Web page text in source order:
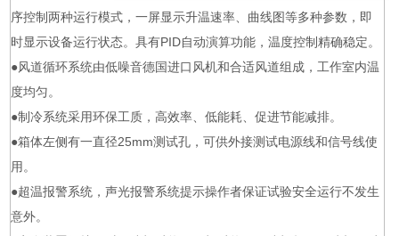
序控制两种运行模式，一屏显示升温速率、曲线图等多种参数，即
时显示设备运行状态。具有PID自动演算功能，温度控制精确稳定。
●风道循环系统由低噪音德国进口风机和合适风道组成，工作室内温
度均匀。
●制冷系统采用环保工质，高效率、低能耗、促进节能减排。
●箱体左侧有一直径25mm测试孔，可供外接测试电源线和信号线使
用。
●超温报警系统，声光报警系统提示操作者保证试验安全运行不发生
意外。